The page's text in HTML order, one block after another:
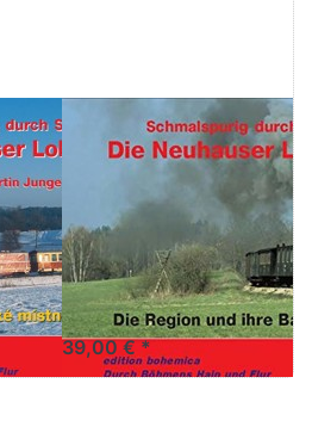
Die Neuhauser
Lokalbahnen -
Schmalspurig
durch
Südböhmen
Reihe: Durch Böhmens Hain
und Flur Band 12/1
39,00 € *